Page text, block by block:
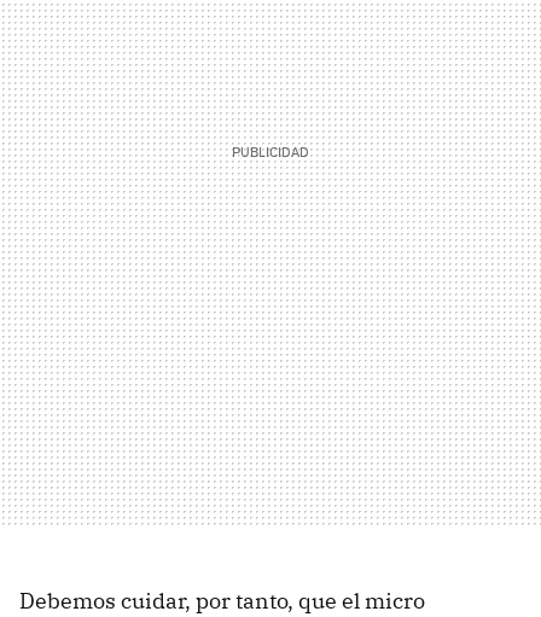
Debemos cuidar, por tanto, que el micro